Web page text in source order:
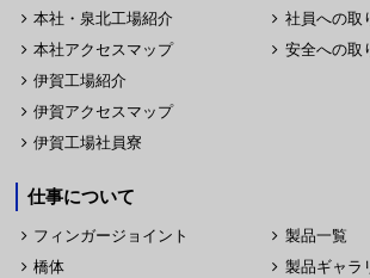
本社・泉北工場紹介
本社アクセスマップ
伊賀工場紹介
伊賀アクセスマップ
伊賀工場社員寮
社員への取
安全への取
仕事について
フィンガージョイント
橋体
製品一覧
製品ギャラ